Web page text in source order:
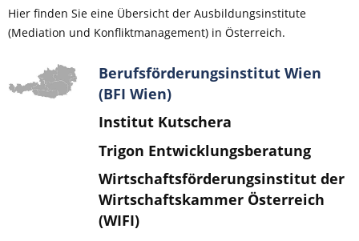
Hier finden Sie eine Übersicht der Ausbildungsinstitute
(Mediation und Konfliktmanagement) in Österreich.
Berufsförderungsinstitut Wien
(BFI Wien)
Institut Kutschera
Trigon Entwicklungsberatung
Wirtschaftsförderungsinstitut der
Wirtschaftskammer Österreich
(WIFI)